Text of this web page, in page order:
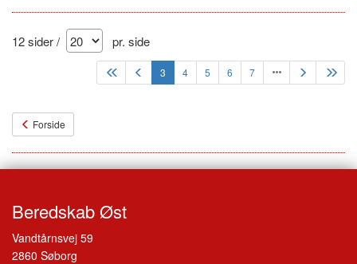
12 sider / pr. side
3 4 5 6 7
Forside
Beredskab Øst
Vandtårnsvej 59
2860 Søborg